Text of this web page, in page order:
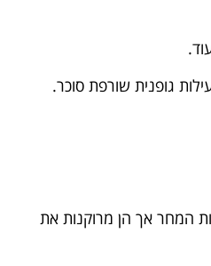
גופנית שורפת סוכר.
המחר אך הן מרוקנות את